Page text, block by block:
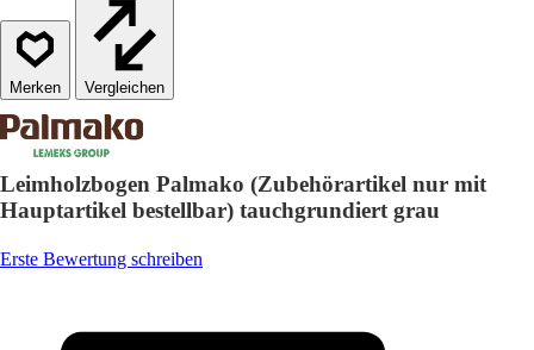
Vergleichen
Leimholzbogen Palmako (Zubehörartikel nur mit
Hauptartikel bestellbar) tauchgrundiert grau
Erste Bewertung schreiben